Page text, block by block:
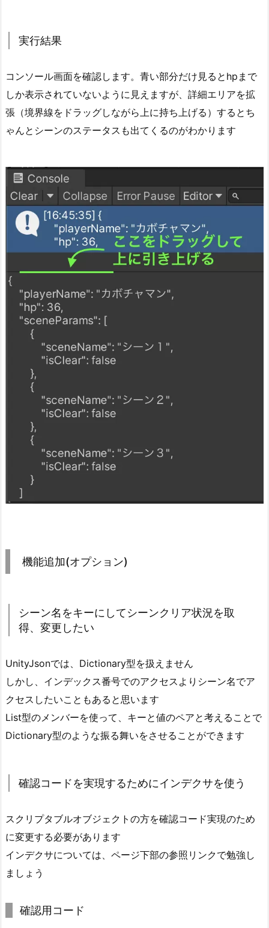
考
1.
U
n
J
o
5.
2.
S
r
i
p
b
O
b
c
t
プ
ル
ジ
ク
ト）
5.
3.
デ
サ
実行結果
コンソール画面を確認します。青い部分だけ見るとhpまで
しか表示されていないように見えますが、詳細エリアを拡
張（境界線をドラッグしながら上に持ち上げる）するとち
ゃんとシーンのステータスも出てくるのがわかります
機能追加(オプション)
シーン名をキーにしてシーンクリア状況を取
得、変更したい
UnityJsonでは、 Dictionary型を扱えません
しかし、インデックス番号でのアクセスよりシーン名でア
クセスしたいこともあると思います
List型のメンバーを使って、キーと値のペアと考えることで
Dictionary型のような振る舞いをさせることができます
確認コードを実現するためにインデクサを使う
スクリプタブルオブジェクトの方を確認コード実現のため
に変更する必要があります
インデクサについては、ページ下部の参照リンクで勉強し
ましょう
確認用コード